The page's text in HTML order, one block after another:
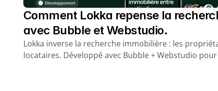
Comment Lokka repense la
avec Bubble et Webstudio.
Lokka inverse la recherche immobilière : les
locataires. Développé avec Bubble + Webstudio